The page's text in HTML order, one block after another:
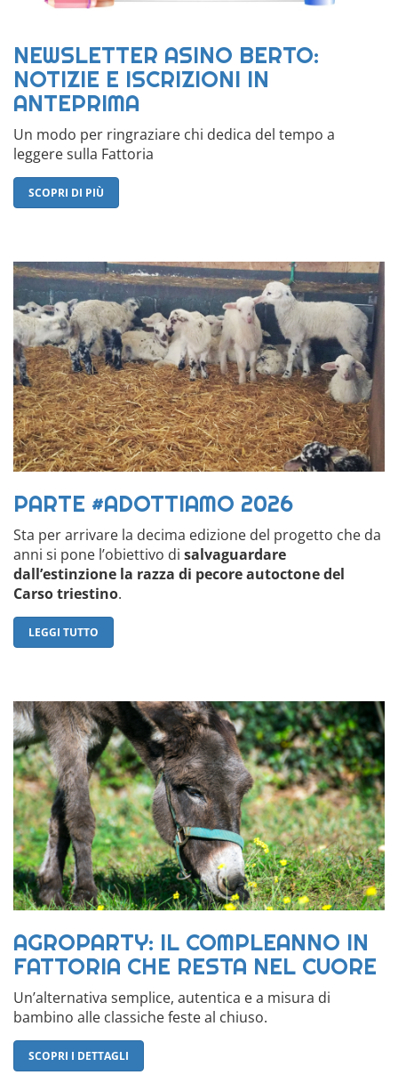
NEWSLETTER ASINO BERTO:
NOTIZIE E ISCRIZIONI IN
ANTEPRIMA
Un modo per ringraziare chi dedica del tempo a
leggere sulla Fattoria
SCOPRI DI PIÙ
PARTE #ADOTTIAMO 2026
Sta per arrivare la decima edizione del progetto che da
anni si pone l’obiettivo di salvaguardare
dall’estinzione la razza di pecore autoctone del
Carso triestino.
LEGGI TUTTO
AGROPARTY: IL COMPLEANNO IN
FATTORIA CHE RESTA NEL CUORE
Un’alternativa semplice, autentica e a misura di
bambino alle classiche feste al chiuso.
SCOPRI I DETTAGLI